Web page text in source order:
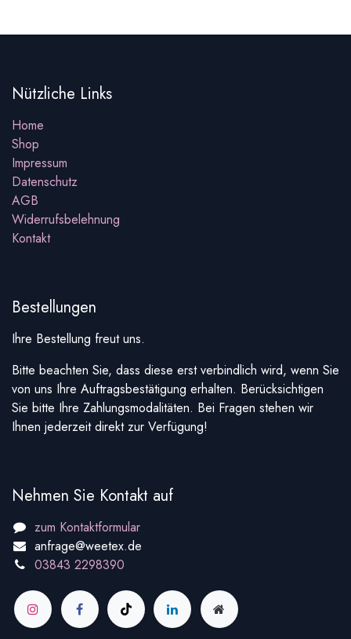
Nützliche Links
Home
Shop
Impressum
Datenschutz
AGB
Widerrufsbelehnung
Kontakt
Bestellungen
Ihre Bestellung freut uns.
Bitte beachten Sie, dass diese erst verbindlich wird, wenn Sie
von uns Ihre Auftragsbestätigung erhalten. Berücksichtigen
Sie bitte Ihre Zahlungsmodalitäten. Bei Fragen stehen wir
Ihnen jederzeit direkt zur Verfügung!
Nehmen Sie Kontakt auf
zum Kontaktformular
anfrage@weetex.de
03843 2298390